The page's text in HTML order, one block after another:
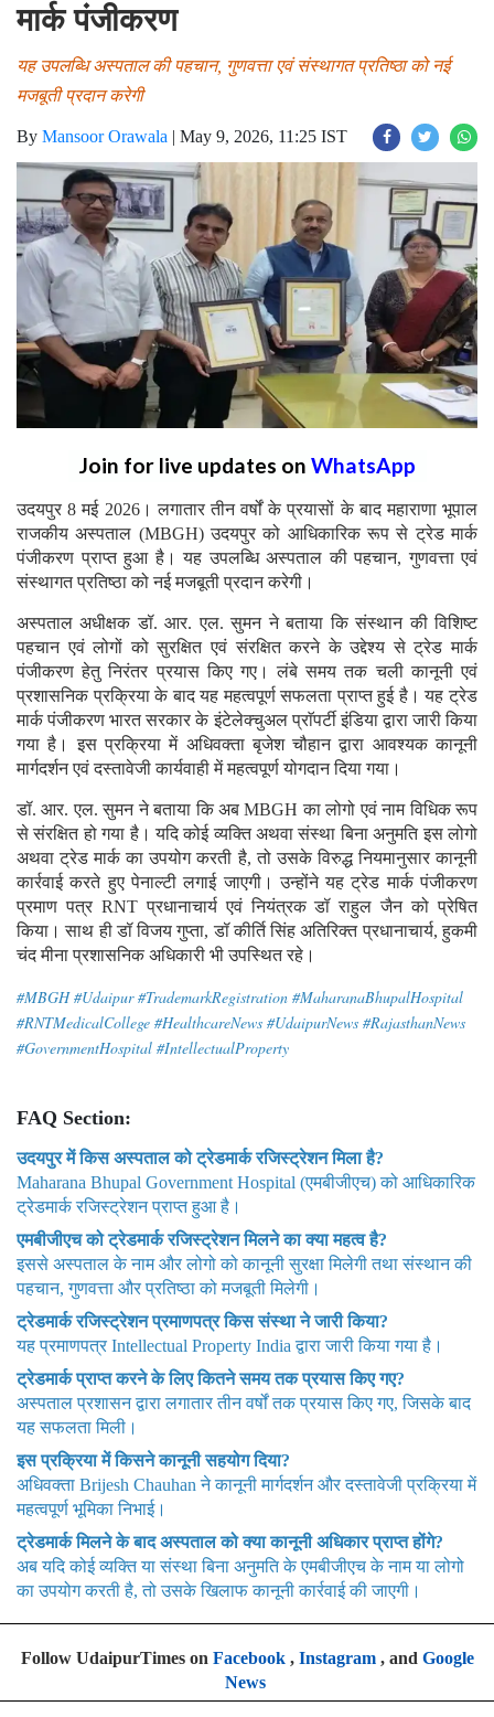
मार्क पंजीकरण
यह उपलब्धि अस्पताल की पहचान, गुणवत्ता एवं संस्थागत प्रतिष्ठा को नई
मजबूती प्रदान करेगी
By Mansoor Orawala | May 9, 2026, 11:25 IST
Join for live updates on WhatsApp
उदयपुर 8 मई 2026। लगातार तीन वर्षों के प्रयासों के बाद महाराणा भूपाल
राजकीय अस्पताल (MBGH) उदयपुर को आधिकारिक रूप से ट्रेड मार्क
पंजीकरण प्राप्त हुआ है। यह उपलब्धि अस्पताल की पहचान, गुणवत्ता एवं
संस्थागत प्रतिष्ठा को नई मजबूती प्रदान करेगी।
अस्पताल अधीक्षक डॉ. आर. एल. सुमन ने बताया कि संस्थान की विशिष्ट
पहचान एवं लोगों को सुरक्षित एवं संरक्षित करने के उद्देश्य से ट्रेड मार्क
पंजीकरण हेतु निरंतर प्रयास किए गए। लंबे समय तक चली कानूनी एवं
प्रशासनिक प्रक्रिया के बाद यह महत्वपूर्ण सफलता प्राप्त हुई है। यह ट्रेड
मार्क पंजीकरण भारत सरकार के इंटेलेक्चुअल प्राॅपर्टी इंडिया द्वारा जारी किया
गया है। इस प्रक्रिया में अधिवक्ता बृजेश चौहान द्वारा आवश्यक कानूनी
मार्गदर्शन एवं दस्तावेजी कार्यवाही में महत्वपूर्ण योगदान दिया गया।
डॉ. आर. एल. सुमन ने बताया कि अब MBGH का लोगो एवं नाम विधिक रूप
से संरक्षित हो गया है। यदि कोई व्यक्ति अथवा संस्था बिना अनुमति इस लोगो
अथवा ट्रेड मार्क का उपयोग करती है, तो उसके विरुद्ध नियमानुसार कानूनी
कार्रवाई करते हुए पेनाल्टी लगाई जाएगी। उन्होंने यह ट्रेड मार्क पंजीकरण
प्रमाण पत्र RNT प्रधानाचार्य एवं नियंत्रक डॉ राहुल जैन को प्रेषित
किया। साथ ही डॉ विजय गुप्ता, डॉ कीर्ति सिंह अतिरिक्त प्रधानाचार्य, हुकमी
चंद मीना प्रशासनिक अधिकारी भी उपस्थित रहे।
#MBGH #Udaipur #TrademarkRegistration #MaharanaBhupalHospital
#RNTMedicalCollege #HealthcareNews #UdaipurNews #RajasthanNews
#GovernmentHospital #IntellectualProperty
FAQ Section:
उदयपुर में किस अस्पताल को ट्रेडमार्क रजिस्ट्रेशन मिला है?
Maharana Bhupal Government Hospital (एमबीजीएच) को आधिकारिक
ट्रेडमार्क रजिस्ट्रेशन प्राप्त हुआ है।
एमबीजीएच को ट्रेडमार्क रजिस्ट्रेशन मिलने का क्या महत्व है?
इससे अस्पताल के नाम और लोगो को कानूनी सुरक्षा मिलेगी तथा संस्थान की
पहचान, गुणवत्ता और प्रतिष्ठा को मजबूती मिलेगी।
ट्रेडमार्क रजिस्ट्रेशन प्रमाणपत्र किस संस्था ने जारी किया?
यह प्रमाणपत्र Intellectual Property India द्वारा जारी किया गया है।
ट्रेडमार्क प्राप्त करने के लिए कितने समय तक प्रयास किए गए?
अस्पताल प्रशासन द्वारा लगातार तीन वर्षों तक प्रयास किए गए, जिसके बाद
यह सफलता मिली।
इस प्रक्रिया में किसने कानूनी सहयोग दिया?
अधिवक्ता Brijesh Chauhan ने कानूनी मार्गदर्शन और दस्तावेजी प्रक्रिया में
महत्वपूर्ण भूमिका निभाई।
ट्रेडमार्क मिलने के बाद अस्पताल को क्या कानूनी अधिकार प्राप्त होंगे?
अब यदि कोई व्यक्ति या संस्था बिना अनुमति के एमबीजीएच के नाम या लोगो
का उपयोग करती है, तो उसके खिलाफ कानूनी कार्रवाई की जाएगी।
Follow UdaipurTimes on Facebook, Instagram, and Google
News